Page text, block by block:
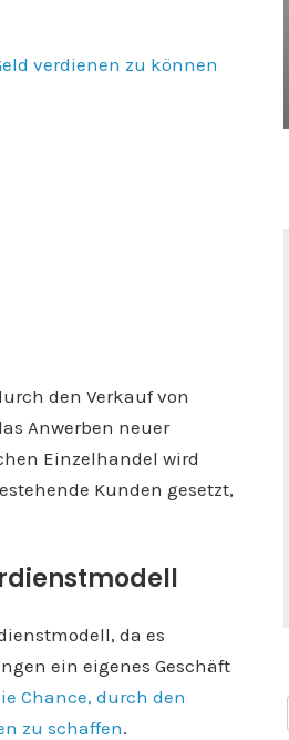
verdienen zu können
den Verkauf von
Anwerben neuer
Einzelhandel wird
Kunden gesetzt,
da es
ein eigenes Geschäft
Chance, durch den
zu schaffen.